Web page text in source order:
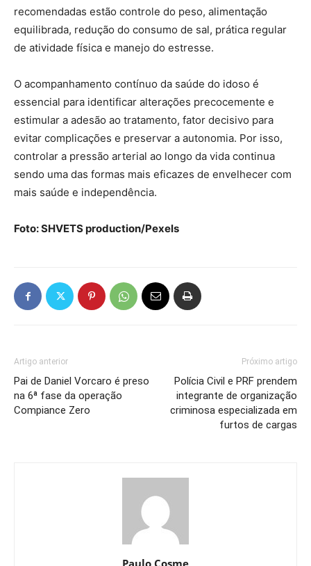
recomendadas estão controle do peso, alimentação
equilibrada, redução do consumo de sal, prática regular
de atividade física e manejo do estresse.
O acompanhamento contínuo da saúde do idoso é
essencial para identificar alterações precocemente e
estimular a adesão ao tratamento, fator decisivo para
evitar complicações e preservar a autonomia. Por isso,
controlar a pressão arterial ao longo da vida continua
sendo uma das formas mais eficazes de envelhecer com
mais saúde e independência.
Foto: SHVETS production/Pexels
Artigo anterior
Pai de Daniel Vorcaro é preso
na 6ª fase da operação
Compiance Zero
Próximo artigo
Polícia Civil e PRF prendem
integrante de organização
criminosa especializada em
furtos de cargas
Paulo Cosme